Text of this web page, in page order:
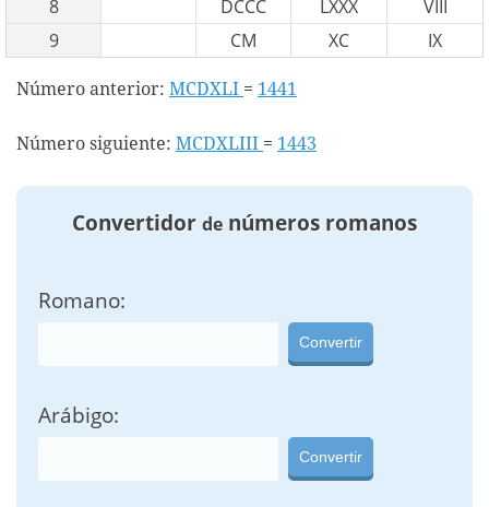
8
DCCC LXXX
VIII
9
CM XC IX
Número anterior: MCDXLI = 1441
Número siguiente: MCDXLIII = 1443
Convertidor de números romanos
Romano:
Convertir
Arábigo:
Convertir